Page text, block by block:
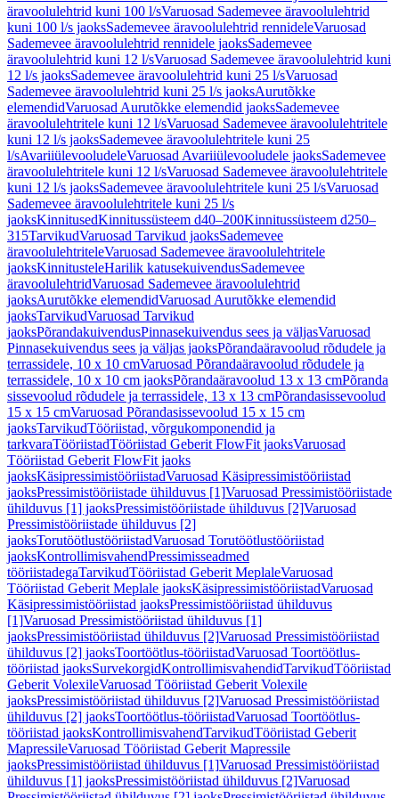
äravoolulehtrid kuni 100 l/sVaruosad Sademevee äravoolulehtrid
kuni 100 l/s jaoksSademevee äravoolulehtrid rennideleVaruosad
Sademevee äravoolulehtrid rennidele jaoksSademevee
äravoolulehtrid kuni 12 l/sVaruosad Sademevee äravoolulehtrid kuni
12 l/s jaoksSademevee äravoolulehtrid kuni 25 l/sVaruosad
Sademevee äravoolulehtrid kuni 25 l/s jaoksAurutõkke
elemendidVaruosad Aurutõkke elemendid jaoksSademevee
äravoolulehtritele kuni 12 l/sVaruosad Sademevee äravoolulehtritele
kuni 12 l/s jaoksSademevee äravoolulehtritele kuni 25
l/sAvariiülevooludeleVaruosad Avariiülevooludele jaoksSademevee
äravoolulehtritele kuni 12 l/sVaruosad Sademevee äravoolulehtritele
kuni 12 l/s jaoksSademevee äravoolulehtritele kuni 25 l/sVaruosad
Sademevee äravoolulehtritele kuni 25 l/s
jaoksKinnitusedKinnitussüsteem d40–200Kinnitussüsteem d250–
315TarvikudVaruosad Tarvikud jaoksSademevee
äravoolulehtriteleVaruosad Sademevee äravoolulehtritele
jaoksKinnitusteleHarilik katusekuivendusSademevee
äravoolulehtridVaruosad Sademevee äravoolulehtrid
jaoksAurutõkke elemendidVaruosad Aurutõkke elemendid
jaoksTarvikudVaruosad Tarvikud
jaoksPõrandakuivendusPinnasekuivendus sees ja väljasVaruosad
Pinnasekuivendus sees ja väljas jaoksPõrandaäravoolud rõdudele ja
terrassidele, 10 x 10 cmVaruosad Põrandaäravoolud rõdudele ja
terrassidele, 10 x 10 cm jaoksPõrandaäravoolud 13 x 13 cmPõranda
sissevoolud rõdudele ja terrassidele, 13 x 13 cmPõrandasissevoolud
15 x 15 cmVaruosad Põrandasissevoolud 15 x 15 cm
jaoksTarvikudTööriistad, võrgukomponendid ja
tarkvaraTööriistadTööriistad Geberit FlowFit jaoksVaruosad
Tööriistad Geberit FlowFit jaoks
jaoksKäsipressimistööriistadVaruosad Käsipressimistööriistad
jaoksPressimistööriistade ühilduvus [1]Varuosad Pressimistööriistade
ühilduvus [1] jaoksPressimistööriistade ühilduvus [2]Varuosad
Pressimistööriistade ühilduvus [2]
jaoksTorutöötlustööriistadVaruosad Torutöötlustööriistad
jaoksKontrollimisvahendPressimisseadmed
tööriistadegaTarvikudTööriistad Geberit MeplaleVaruosad
Tööriistad Geberit Meplale jaoksKäsipressimistööriistadVaruosad
Käsipressimistööriistad jaoksPressimistööriistad ühilduvus
[1]Varuosad Pressimistööriistad ühilduvus [1]
jaoksPressimistööriistad ühilduvus [2]Varuosad Pressimistööriistad
ühilduvus [2] jaoksToortöötlus-tööriistadVaruosad Toortöötlus-
tööriistad jaoksSurvekorgidKontrollimisvahendidTarvikudTööriistad
Geberit VolexileVaruosad Tööriistad Geberit Volexile
jaoksPressimistööriistad ühilduvus [2]Varuosad Pressimistööriistad
ühilduvus [2] jaoksToortöötlus-tööriistadVaruosad Toortöötlus-
tööriistad jaoksKontrollimisvahendTarvikudTööriistad Geberit
MapressileVaruosad Tööriistad Geberit Mapressile
jaoksPressimistööriistad ühilduvus [1]Varuosad Pressimistööriistad
ühilduvus [1] jaoksPressimistööriistad ühilduvus [2]Varuosad